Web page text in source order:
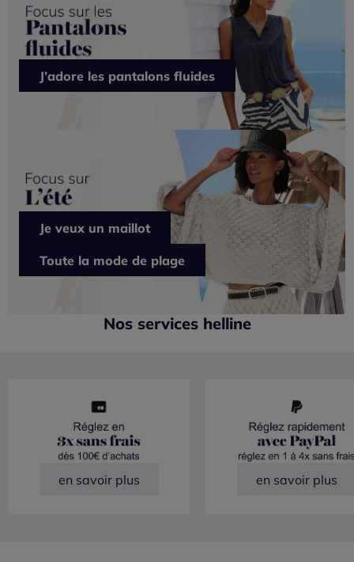
J’adore les pantalons fluides
Je veux un maillot
Toute la mode de plage
Nos services helline
en savoir plus en savoir plus